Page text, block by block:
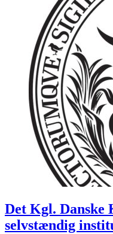
Det Kgl. Danske
selvstændig